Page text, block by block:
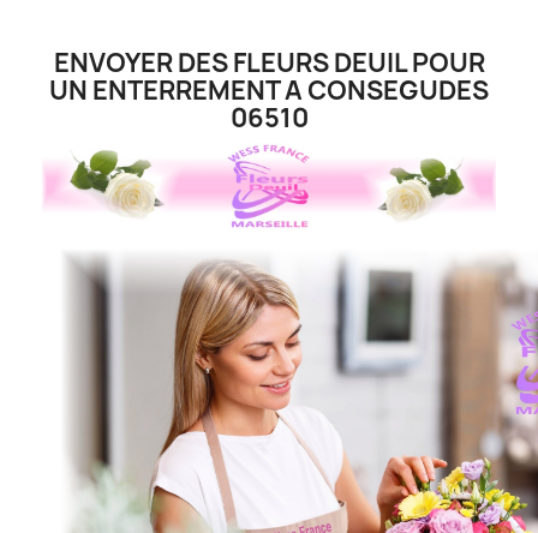
ENVOYER DES FLEURS DEUIL POUR
UN ENTERREMENT A CONSEGUDES
06510